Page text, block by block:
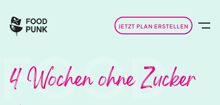
JETZT PLAN ERSTELLEN
FOOD
4 Wochen ohne Zucker